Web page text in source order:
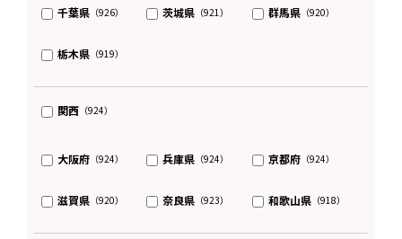
千葉県（926） 茨城県 （921） 群馬県 （920）
栃木県（919）
関西（924）
大阪府（924） 兵庫県 （924） 京都府 （924）
滋賀県（920） 奈良県 （923） 和歌山県 （918）